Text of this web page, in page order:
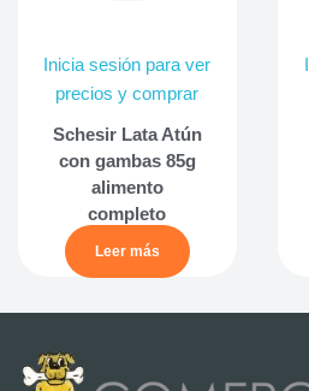
Inicia sesión para ver
precios y comprar
Schesir Lata Atún
con gambas 85g
alimento
completo
Leer más